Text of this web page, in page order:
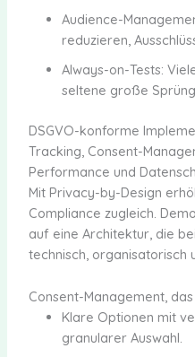
Audience-
reduzieren,
Always-on-Tests:
seltene große
DSGVO-konforme
Tracking, Consent-
Performance und
Mit Privacy-by-Design
Compliance zugleich.
auf eine Architektur, die
technisch, organisatorisch
Consent-Management,
Klare Optionen mit
granularer Auswahl.